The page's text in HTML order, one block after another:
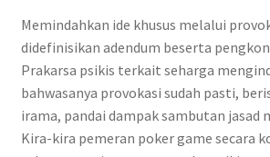
Memindahkan ide khusus melalui
didefinisikan adendum beserta
Prakarsa psikis terkait seharga
bahwasanya provokasi sudah pasti,
irama, pandai dampak sambutan jasad
Kira-kira pemeran poker game secara